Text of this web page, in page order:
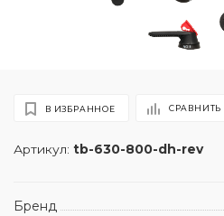
Артикул: tb-630-800-dh-rev
В ИЗБРАННОЕ СРАВНИТЬ
Бренд